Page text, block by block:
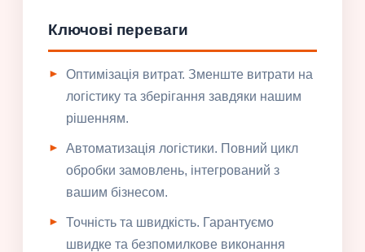
Ключові переваги
Оптимізація витрат. Зменште витрати на
логістику та зберігання завдяки нашим
рішенням.
Автоматизація логістики. Повний цикл
обробки замовлень, інтегрований з
вашим бізнесом.
Точність та швидкість. Гарантуємо
швидке та безпомилкове виконання